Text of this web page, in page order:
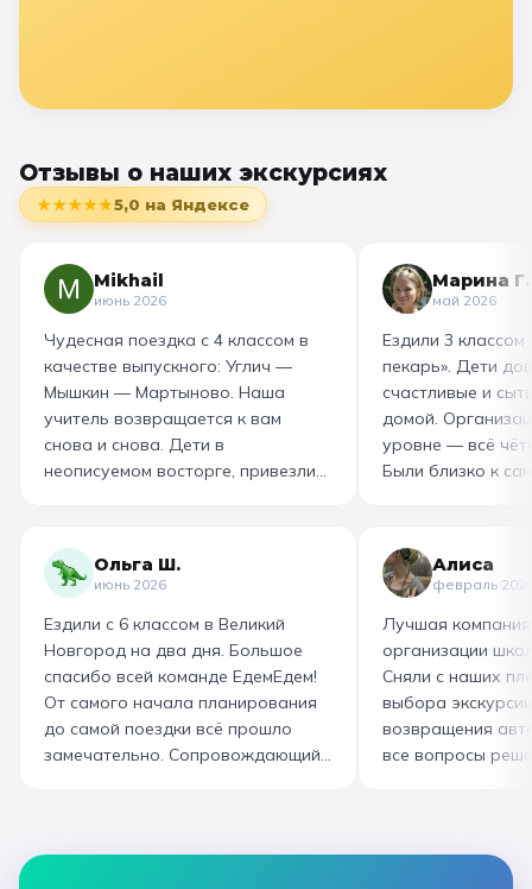
Отзывы о наших экскурсиях
★★★★★5,0 на Яндексе
Mikhail
июнь 2026
Чудесная поездка с 4 классом в
качестве выпускного: Углич —
Мышкин — Мартыново. Наша
учитель возвращается к вам
снова и снова. Дети в
неописуемом восторге, привезли
маршрут для себя, настолько
интересно и насыщенно было.
Огромная благодарность
организатору! Вы лучшие: от
выбора супер-маршрута, питания,
гостиницы, тайминга, до
интересного экскурсовода и
приятного водителя. Всё на
высшем уровне 👌
Марина Г.
май 2026
Ездили 3 классом
пекарь». Дети
счастливые и
домой.
уровне — всё
Были близко к
гигантский
изготовили
слоёного теста,
со скоморохом,
загадками. В
горячие
производстве
вкусный и
Ольга Ш.
июнь 2026
Ездили с 6 классом в Великий
Новгород на два дня. Большое
спасибо всей команде ЕдемЕдем!
От самого начала планирования
до самой поездки всё прошло
замечательно. Сопровождающий
чистые, комфортные, отель и
Алиса
февраль
Лучшая
организации
Сняли с наших
выбора
возвращения
все вопросы
которая